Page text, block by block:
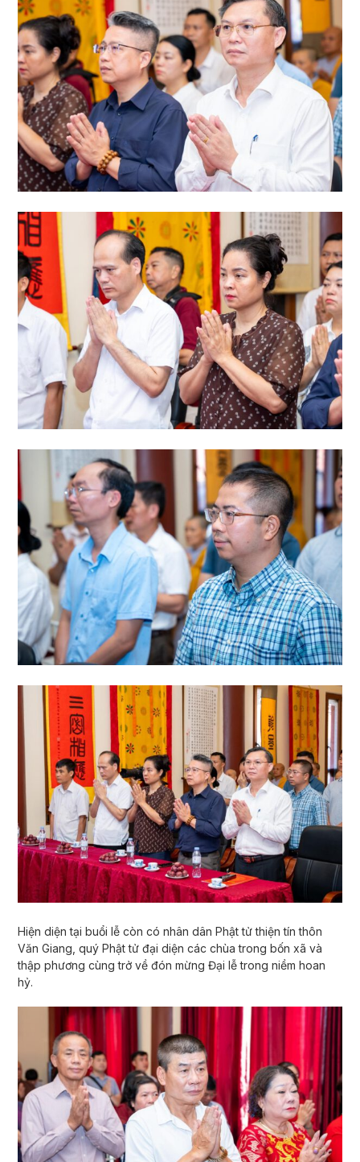
Hiện diện tại buổi lễ còn có nhân dân Phật tử thiện tín thôn
Văn Giang, quý Phật tử đại diện các chùa trong bốn xã và
thập phương cùng trở về đón mừng Đại lễ trong niềm hoan
hỷ.